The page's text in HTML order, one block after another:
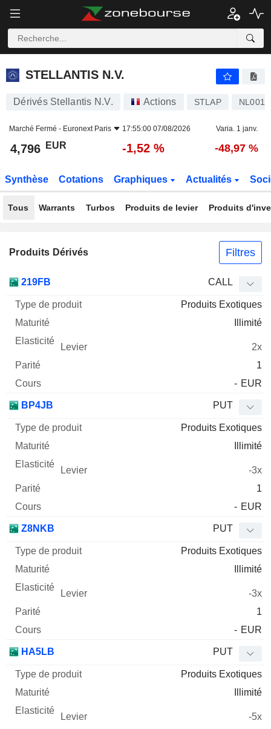
STELLANTIS N.V.
STELLANTIS N.V.
Dérivés Stellantis N.V. Actions STLAP
Marché Fermé - Euronext Paris 17:55:00 07/08/2026 Varia. 1 janv.
4,796 EUR -1,52 % -48,97 %
Synthèse Cotations Graphiques Actualités
Tous Warrants Turbos Produits de levier Produits
Produits Dérivés Filtres
Mnemo Type produit
Elasticité Levier Parité
219FB CALL
Produits Exotiques
Illimité
2x
1
- EUR
BP4JB PUT
Produits Exotiques
Illimité
-3x
1
- EUR
Z8NKB PUT
Produits Exotiques
Illimité
-3x
1
- EUR
HA5LB PUT
Produits Exotiques
Illimité
-5x